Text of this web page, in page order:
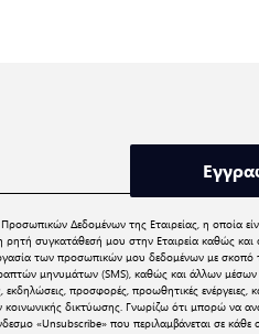
Προσωπικών Δεδομένωντης Εταιρείας, η οποία
συγκατάθεσή μου στην Εταιρεία καθώς και
των προσωπικών μου δεδομένων με
μηνυμάτων (SMS), καθώς και άλλων μέσων
προσφορές, προωθητικές
κοινωνικής δικτύωσης. Γνωρίζω ότι μπορώ να
«Unsubscribe» που περιλαμβάνεται σε κάθε